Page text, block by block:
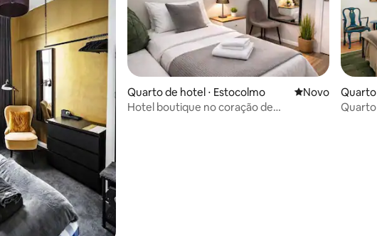
Quarto de hotel ⋅ Estocolmo Novo lugar para
Novo
Hotel boutique no coração de
Quarto